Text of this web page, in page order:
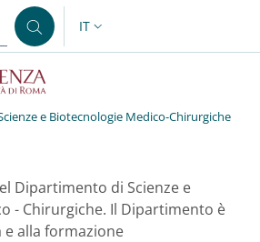
SELETTORE LINGUA:
IT
e Biotecnologie Medico-Chirurgiche
Dipartimento di Scienze e
- Chirurgiche. Il Dipartimento è
e alla formazione